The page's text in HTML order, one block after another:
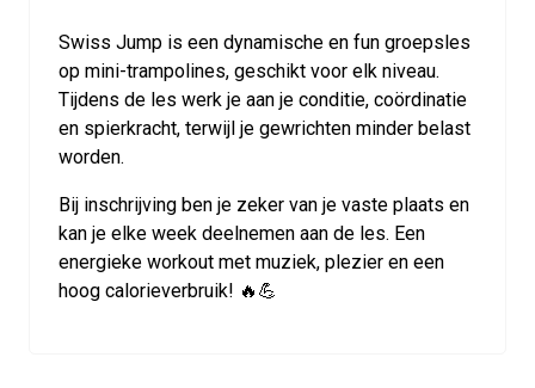
Swiss Jump is een dynamische en fun groepsles
op mini-trampolines, geschikt voor elk niveau.
Tijdens de les werk je aan je conditie, coördinatie
en spierkracht, terwijl je gewrichten minder belast
worden.
Bij inschrijving ben je zeker van je vaste plaats en
kan je elke week deelnemen aan de les. Een
energieke workout met muziek, plezier en een
hoog calorieverbruik! 🔥💪